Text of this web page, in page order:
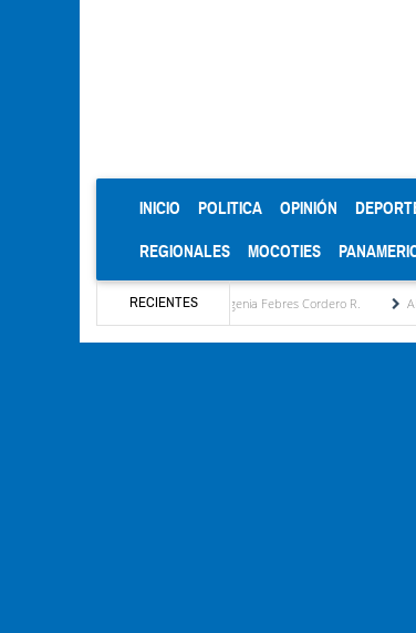
INICIO (CURRENT)
POLITICA OPINIÓN
REGIONALES MOCOTIES
RECIENTES
estratégica por María Eugenia Febres Cordero R. Alcaldía de